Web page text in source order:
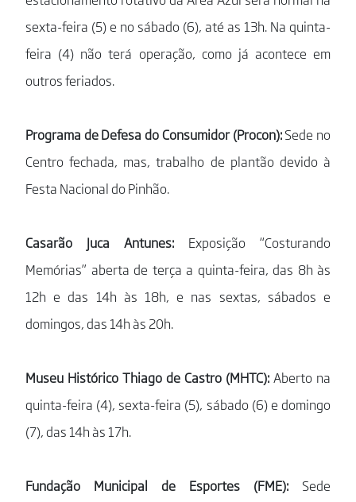
sexta-feira (5) e no sábado (6), até as 13h. Na quinta-
feira (4) não terá operação, como já acontece em
outros feriados.
Programa de Defesa do Consumidor (Procon):Sede no
Centro fechada, mas, trabalho de plantão devido à
Festa Nacional do Pinhão.
Casarão Juca Antunes: Exposição “Costurando
Memórias” aberta de terça a quinta-feira, das 8h às
12h e das 14h às 18h, e nas sextas, sábados e
domingos, das 14h às 20h.
Museu Histórico Thiago de Castro (MHTC): Aberto na
quinta-feira (4), sexta-feira (5), sábado (6) e domingo
(7), das 14h às 17h.
Fundação Municipal de Esportes (FME): Sede